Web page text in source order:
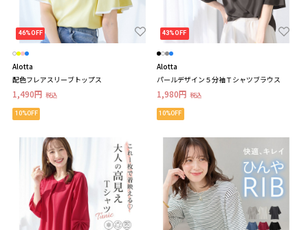
46%OFF
Alotta
配色フレアスリーブトップス
1,490円 税込
10%OFF
43%OFF
Alotta
パールデザイン５分袖Ｔシャツブラウス
1,980円 税込
10%OFF